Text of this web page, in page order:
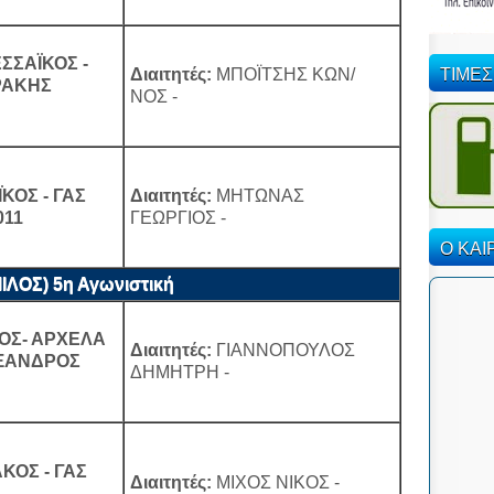
-
Διαιτητές: ΜΠΟΪΤΣΗΣ ΚΩΝ/
ΝΟΣ -
- ΓΑΣ
Διαιτητές: ΜΗΤΩΝΑΣ
ΓΕΩΡΓΙΟΣ -
5η Αγωνιστική
ΑΡΧΕΛΑ
Διαιτητές: ΓΙΑΝΝΟΠΟΥΛΟΣ
ΔΗΜΗΤΡΗ -
- ΓΑΣ
Διαιτητές: ΜΙΧΟΣ ΝΙΚΟΣ -
Ο